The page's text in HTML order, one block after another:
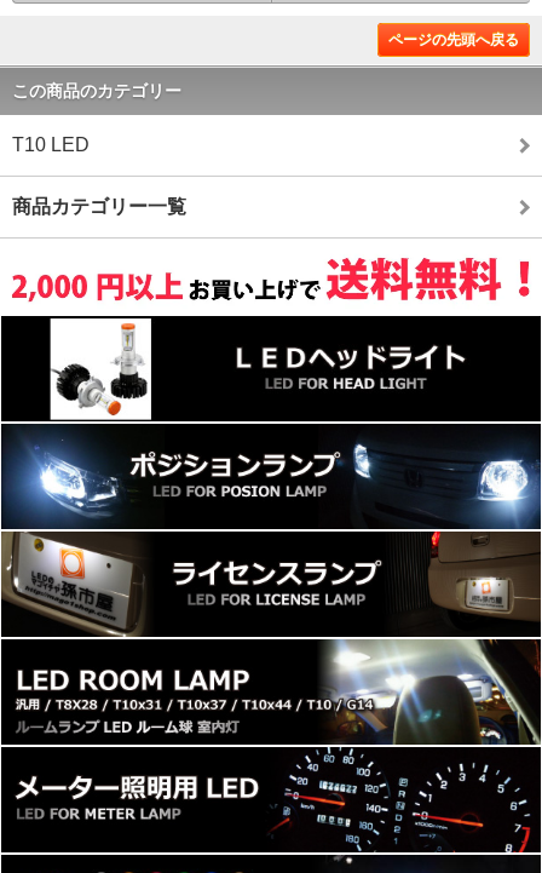
ページの先頭へ戻る
この商品のカテゴリー
T10 LED
商品カテゴリー一覧